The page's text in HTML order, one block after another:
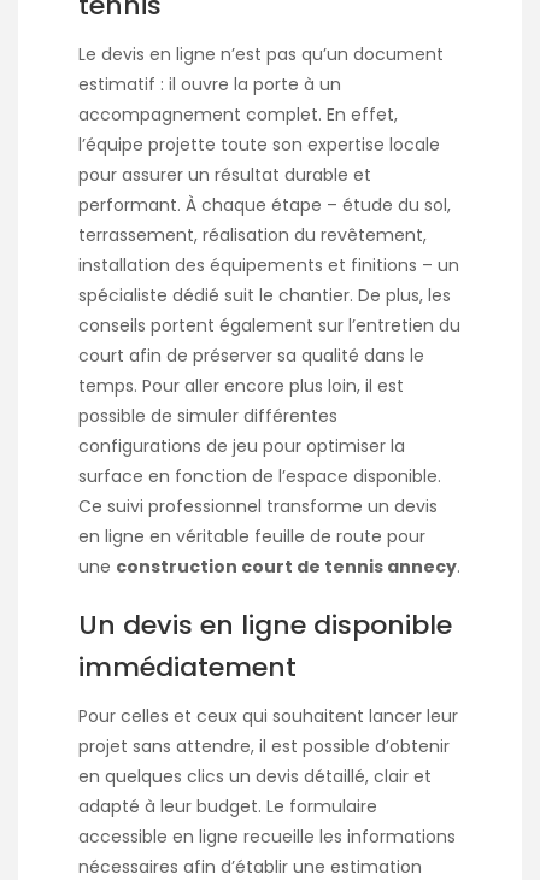
Le devis en ligne n’est pas qu’un document
estimatif : il ouvre la porte à un
accompagnement complet. En effet,
l’équipe projette toute son expertise locale
pour assurer un résultat durable et
performant. À chaque étape – étude du sol,
terrassement, réalisation du revêtement,
installation des équipements et finitions – un
spécialiste dédié suit le chantier. De plus, les
conseils portent également sur l’entretien du
court afin de préserver sa qualité dans le
temps. Pour aller encore plus loin, il est
possible de simuler différentes
configurations de jeu pour optimiser la
surface en fonction de l’espace disponible.
Ce suivi professionnel transforme un devis
en ligne en véritable feuille de route pour
une construction court de tennis annecy.
Un devis en ligne disponible
immédiatement
Pour celles et ceux qui souhaitent lancer leur
projet sans attendre, il est possible d’obtenir
en quelques clics un devis détaillé, clair et
adapté à leur budget. Le formulaire
accessible en ligne recueille les informations
nécessaires afin d’établir une estimation